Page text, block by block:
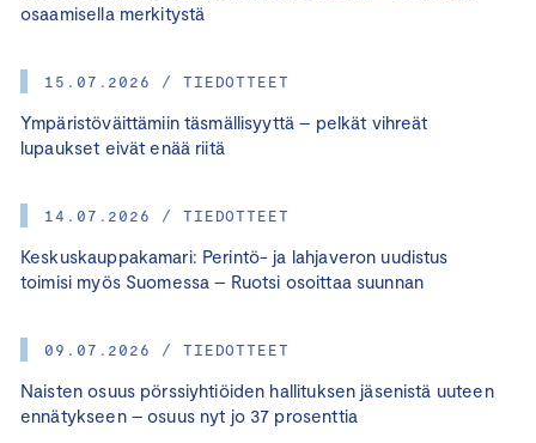
osaamisella merkitystä
15.07.2026 / TIEDOTTEET
Ympäristöväittämiin täsmällisyyttä – pelkät vihreät
lupaukset eivät enää riitä
14.07.2026 / TIEDOTTEET
Keskuskauppakamari: Perintö- ja lahjaveron uudistus
toimisi myös Suomessa – Ruotsi osoittaa suunnan
09.07.2026 / TIEDOTTEET
Naisten osuus pörssiyhtiöiden hallituksen jäsenistä uuteen
ennätykseen – osuus nyt jo 37 prosenttia